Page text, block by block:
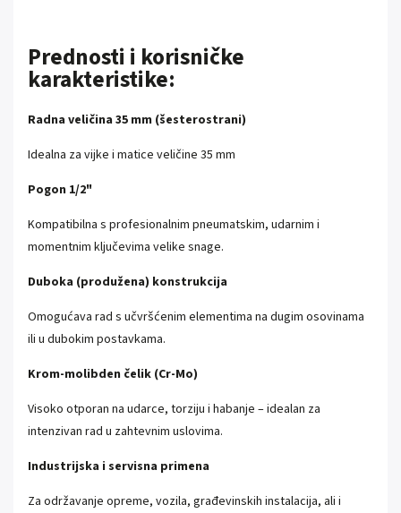
Prednosti i korisničke
karakteristike:
Radna veličina 35 mm (šesterostrani)
Idealna za vijke i matice veličine 35 mm
Pogon 1/2"
Kompatibilna s profesionalnim pneumatskim, udarnim i
momentnim ključevima velike snage.
Duboka (produžena) konstrukcija
Omogućava rad s učvršćenim elementima na dugim osovinama
ili u dubokim postavkama.
Krom-molibden čelik (Cr-Mo)
Visoko otporan na udarce, torziju i habanje – idealan za
intenzivan rad u zahtevnim uslovima.
Industrijska i servisna primena
Za održavanje opreme, vozila, građevinskih instalacija, ali i